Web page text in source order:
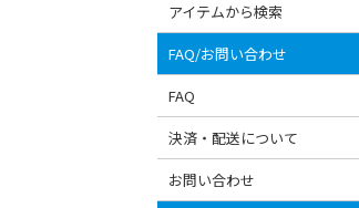
アイテムから検索
FAQ/お問い合わせ
FAQ
決済・配送について
お問い合わせ